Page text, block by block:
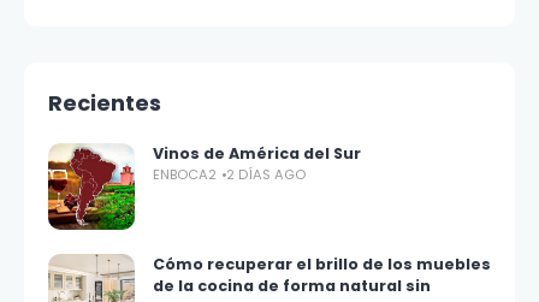
Recientes
Vinos de América del Sur
ENBOCA2 2 DÍAS AGO
Cómo recuperar el brillo de los muebles
de la cocina de forma natural sin